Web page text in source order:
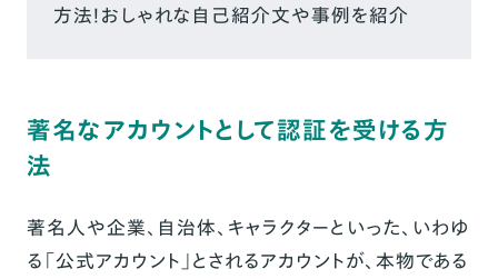
方法！おしゃれな自己紹介文や事例を紹介
著名なアカウントとして認証を受ける方
法
著名人や企業、自治体、キャラクターといった、いわゆ
る「公式アカウント」とされるアカウントが、本物である